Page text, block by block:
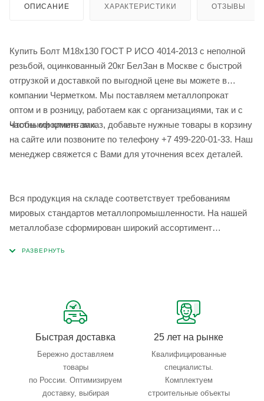
ОПИСАНИЕ ХАРАКТЕРИСТИКИ ОТЗЫВЫ
Купить Болт М18x130 ГОСТ Р ИСО 4014-2013 с неполной
резьбой, оцинкованный 20кг БелЗан в Москве с быстрой
отгрузкой и доставкой по выгодной цене вы можете в
компании Черметком. Мы поставляем металлопрокат
оптом и в розницу, работаем как с организациями, так и с
частными клиентами.
Чтобы оформить заказ, добавьте нужные товары в корзину
на сайте или позвоните по телефону +7 499-220-01-33. Наш
менеджер свяжется с Вами для уточнения всех деталей.
Вся продукция на складе соответствует требованиям
мировых стандартов металлопромышленности. На нашей
металлобазе сформирован широкий ассортимент
Быстрая доставка
Бережно доставляем
товары
по России. Оптимизируем
доставку, выбирая
25 лет на рынке
Квалифицированные
специалисты.
Комплектуем
строительные объекты